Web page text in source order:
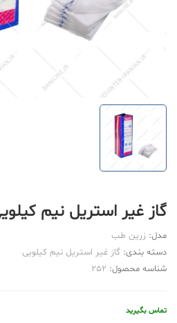
گاز غیر استریل نیم
مدل: زرین طب
دسته بندی: گاز غیر استریل نیم کیلویی
شناسه محصول: 252
تماس بگیرید